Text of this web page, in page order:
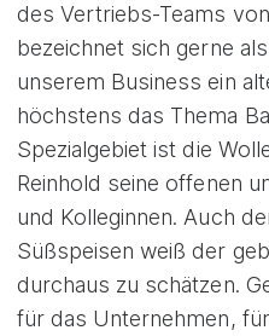
des Vertriebs-Teams
bezeichnet sich gerne
unserem Business ein
höchstens das Thema
Spezialgebiet ist die
Reinhold seine offenen
und Kolleginnen. Auch
Süßspeisen weiß der
durchaus zu schätzen.
für das Unternehmen,